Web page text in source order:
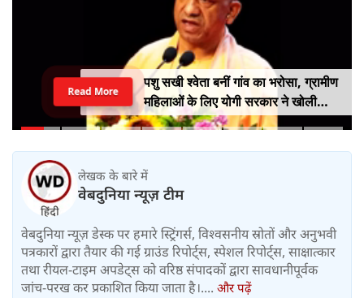
पशु सखी श्वेता बनीं गांव का भरोसा, ग्रामीण
महिलाओं के लिए योगी सरकार ने खोली
आत्मनिर्भरता की राह
Read More
लेखक के बारे में
वेबदुनिया न्यूज़ टीम
वेबदुनिया न्यूज़ डेस्क पर हमारे स्ट्रिंगर्स, विश्वसनीय स्रोतों और अनुभवी
पत्रकारों द्वारा तैयार की गई ग्राउंड रिपोर्ट्स, स्पेशल रिपोर्ट्स, साक्षात्कार
तथा रीयल-टाइम अपडेट्स को वरिष्ठ संपादकों द्वारा सावधानीपूर्वक
जांच-परख कर प्रकाशित किया जाता है।.... और पढ़ें